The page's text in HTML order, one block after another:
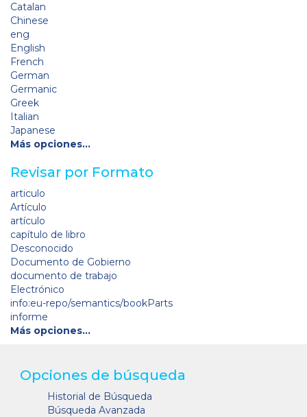
Catalan
Chinese
eng
English
French
German
Germanic
Greek
Italian
Japanese
Más opciones…
Revisar por Formato
articulo
Artículo
artículo
capítulo de libro
Desconocido
Documento de Gobierno
documento de trabajo
Electrónico
info:eu-repo/semantics/bookParts
informe
Más opciones…
Opciones de búsqueda
Historial de Búsqueda
Búsqueda Avanzada